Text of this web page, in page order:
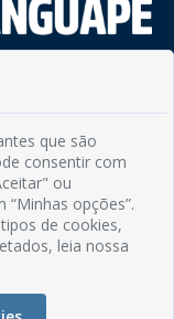
13h
que são
consentir com
ou
“Minhas opções”.
de cookies,
leia nossa